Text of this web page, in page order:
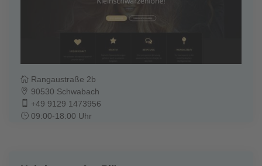
Rangaustraße 2b
90530 Schwabach
+49 9129 1473956
09:00-18:00 Uhr